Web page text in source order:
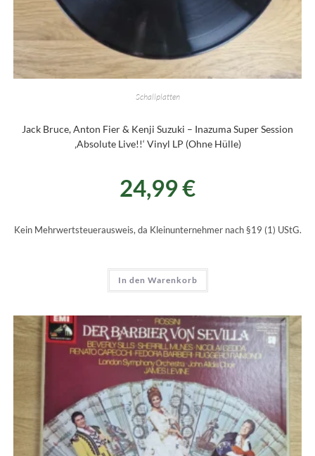
Schallplatten
Jack Bruce, Anton Fier & Kenji Suzuki – Inazuma Super Session
‚Absolute Live!!‘ Vinyl LP (Ohne Hülle)
24,99€
Kein Mehrwertsteuerausweis, da Kleinunternehmer nach §19 (1) UStG.
In den Warenkorb